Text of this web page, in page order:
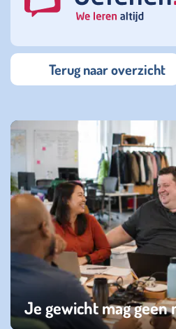
Terug naar overzicht
Je gewicht mag geen